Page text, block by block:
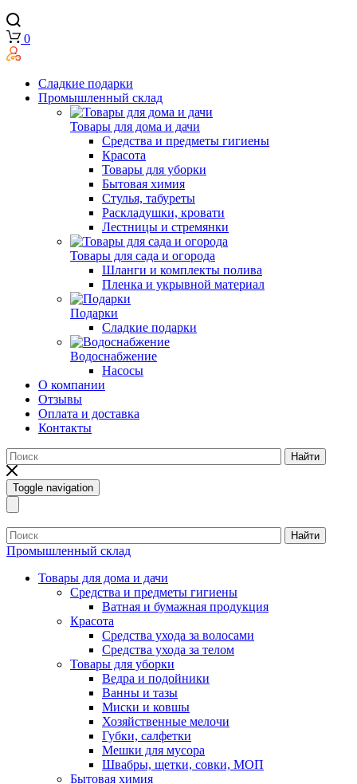
0
Сладкие подарки
Промышленный склад
Товары для дома и дачи
Средства и предметы гигиены
Красота
Товары для уборки
Бытовая химия
Стулья, табуреты
Раскладушки, кровати
Лестницы и стремянки
Товары для сада и огорода
Шланги и комплекты полива
Пленка и укрывной материал
Подарки
Cладкие подарки
Водоснабжение
Насосы
О компании
Отзывы
Оплата и доставка
Контакты
Найти
Toggle navigation
Найти
Промышленный склад
Товары для дома и дачи
Средства и предметы гигиены
Ватная и бумажная продукция
Красота
Средства ухода за волосами
Средства ухода за телом
Товары для уборки
Ведра и подойники
Ванны и тазы
Миски и ковшы
Хозяйственные мелочи
Губки, салфетки
Мешки для мусора
Швабры, щетки, совки, МОП
Бытовая химия